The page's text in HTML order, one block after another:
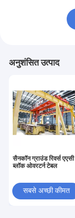
अनुशंसित उत्पाद
सैनकॉन ग्राउंड रिवर्स एएसी
ब्लॉक ओवरटर्न टेबल
सबसे अच्छी कीमत